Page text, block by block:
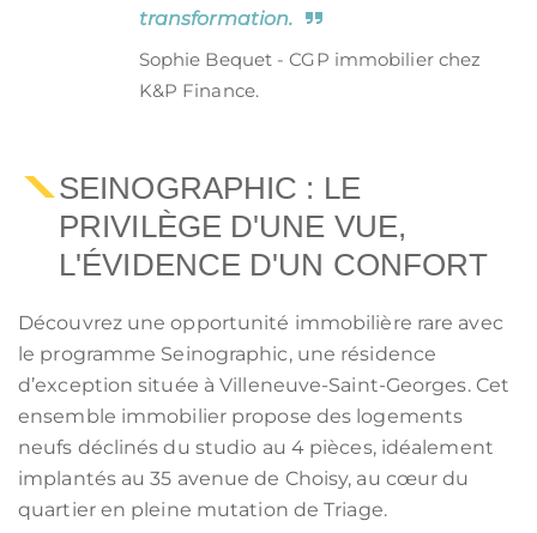
transformation.
Sophie Bequet - CGP immobilier chez
K&P Finance.
SEINOGRAPHIC : LE
PRIVILÈGE D'UNE VUE,
L'ÉVIDENCE D'UN CONFORT
Découvrez une opportunité immobilière rare avec
le programme Seinographic, une résidence
d’exception située à Villeneuve-Saint-Georges. Cet
ensemble immobilier propose des logements
neufs déclinés du studio au 4 pièces, idéalement
implantés au 35 avenue de Choisy, au cœur du
quartier en pleine mutation de Triage.